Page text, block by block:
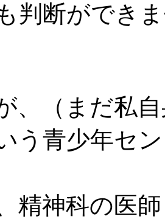
判断ができ
、（まだ私
う青少年セ
精神科の医